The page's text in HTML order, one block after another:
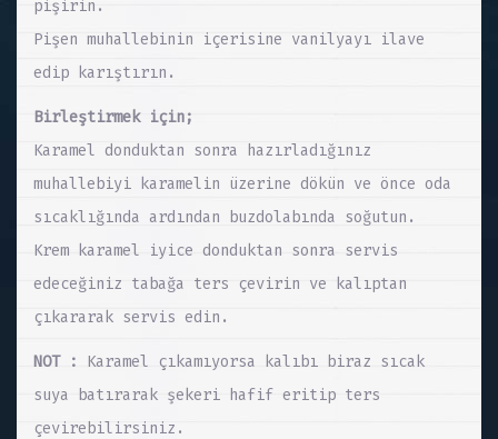
pişirin.
Pişen muhallebinin içerisine vanilyayı ilave
edip karıştırın.
Birleştirmek için;
Karamel donduktan sonra hazırladığınız
muhallebiyi karamelin üzerine dökün ve önce oda
sıcaklığında ardından buzdolabında soğutun.
Krem karamel iyice donduktan sonra servis
edeceğiniz tabağa ters çevirin ve kalıptan
çıkararak servis edin.
NOT :
Karamel çıkamıyorsa kalıbı biraz sıcak
suya batırarak şekeri hafif eritip ters
çevirebilirsiniz.